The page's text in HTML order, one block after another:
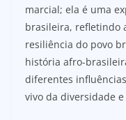
marcial; ela é uma
brasileira, refletindo
resiliência do povo
história afro-
diferentes
vivo da diversidade